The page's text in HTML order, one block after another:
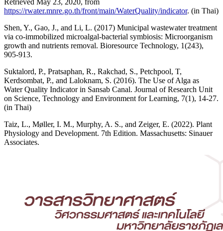
Retrieved May 23, 2020, from
https://rwater.mnre.go.th/front/main/WaterQuality/indicator. (in Thai)
Shen, Y., Gao, J., and Li, L. (2017) Municipal wastewater treatment
via co-immobilized microalgal-bacterial symbiosis: Microorganism
growth and nutrients removal. Bioresource Technology, 1(243),
905-913.
Suktalord, P., Pratsaphan, R., Rakchad, S., Petchpool, T,
Kerdsombat, P., and Laloknam, S. (2016). The Use of Alga as
Water Quality Indicator in Sansab Canal. Journal of Research Unit
on Science, Technology and Environment for Learning, 7(1), 14-27.
(in Thai)
Taiz, L., Møller, I. M., Murphy, A. S., and Zeiger, E. (2022). Plant
Physiology and Development. 7th Edition. Massachusetts: Sinauer
Associates.